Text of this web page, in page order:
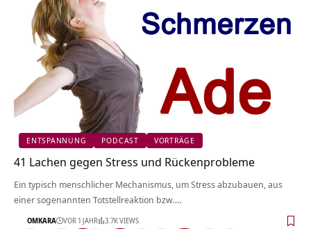
ENTSPANNUNG PODCAST VORTRÄGE
41 Lachen gegen Stress und Rückenprobleme
Ein typisch menschlicher Mechanismus, um Stress abzubauen, aus
einer sogenannten Totstellreaktion bzw.…
OMKARA VOR 1 JAHR 3.7K VIEWS